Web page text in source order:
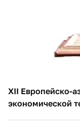
XII Европейско-
экономической